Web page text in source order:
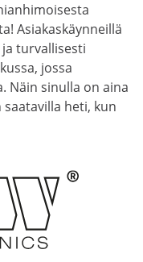
Asiakaskäynneillä
turvallisesti
jossa
Näin sinulla on aina
heti, kun